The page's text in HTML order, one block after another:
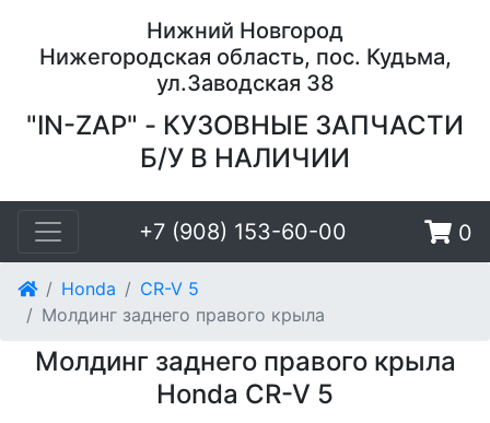
Нижний Новгород
Нижегородская область, пос. Кудьма,
ул.Заводская 38
"IN-ZAP" - КУЗОВНЫЕ ЗАПЧАСТИ
Б/У В НАЛИЧИИ
+7 (908) 153-60-00 0
Honda
CR-V 5
Молдинг заднего правого крыла
Молдинг заднего правого крыла
Honda CR-V 5